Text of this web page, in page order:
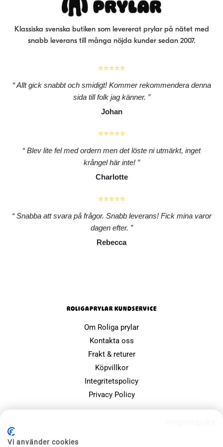
produktsidan
Klassiska svenska butiken som levererat prylar på nätet med
snabb leverans till många nöjda kunder sedan 2007.
⭐⭐⭐⭐⭐
Allt gick snabbt och smidigt! Kommer rekommendera denna
sida till folk jag känner.
Johan
⭐⭐⭐⭐⭐
Blev lite fel med ordern men det löste ni utmärkt, inget
krångel här inte!
Charlotte
⭐⭐⭐⭐⭐
Snabba att svara på frågor. Snabb leverans! Fick mina varor
dagen efter.
Rebecca
ROLIGAPRYLAR KUNDSERVICE
Om Roliga prylar
Kontakta oss
Frakt & returer
Köpvillkor
Integritetspolicy
Privacy Policy
Vi använder cookies